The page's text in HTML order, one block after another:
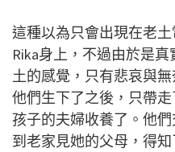
這種以為只會出現在老
Rika身上，不過由於是
土的感覺，只有悲哀與
他們生下了之後，只帶
孩子的夫婦收養了。他
到老家見她的父母，得